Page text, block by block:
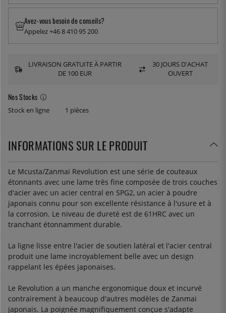
Nos Stocks
Stock en ligne 1 pièces
Avez-vous besoin de conseils?
Appelez +46 8 410 95 200
LIVRAISON GRATUITE À PARTIR
DE 100 EUR
30 JOURS D'ACHAT
OUVERT
INFORMATIONS SUR LE PRODUIT
Le Mcusta/Zanmai Revolution est une série de couteaux
étonnants avec une lame très fine composée de trois couches
d'acier avec un acier central en SPG2, un acier à poudre
japonais connu pour son excellente résistance à l'usure et à
la corrosion. Le niveau de dureté est de 61HRC avec un
tranchant étonnamment durable.
La ligne lisse entre l'acier de soutien latéral et l'acier central
produit une lame incroyablement belle avec un design
rappelant les épées japonaises.
Le Revolution a un manche ergonomique doux et incurvé
contrairement à beaucoup d'autres modèles de Zanmai
japonais. La poignée magnifiquement conçue s'adapte